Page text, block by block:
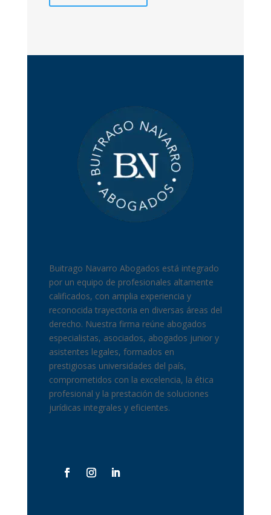
Buitrago Navarro Abogados está integrado
por un equipo de profesionales altamente
calificados, con amplia experiencia y
reconocida trayectoria en diversas áreas del
derecho. Nuestra firma reúne abogados
especialistas, asociados, abogados junior y
asistentes legales, formados en
prestigiosas universidades del país,
comprometidos con la excelencia, la ética
profesional y la prestación de soluciones
jurídicas integrales y eficientes.
Title